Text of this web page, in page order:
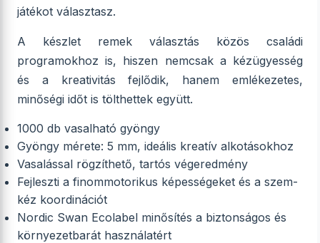
játékot választasz.
A készlet remek választás közös családi
programokhoz is, hiszen nemcsak a kézügyesség
és a kreativitás fejlődik, hanem emlékezetes,
minőségi időt is tölthettek együtt.
1000 db vasalható gyöngy
Gyöngy mérete: 5 mm, ideális kreatív alkotásokhoz
Vasalással rögzíthető, tartós végeredmény
Fejleszti a finommotorikus képességeket és a szem-
kéz koordinációt
Nordic Swan Ecolabel minősítés a biztonságos és
környezetbarát használatért